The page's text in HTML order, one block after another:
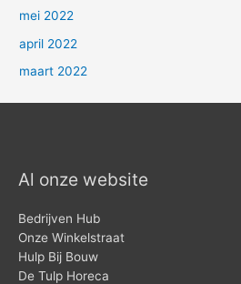
mei 2022
april 2022
maart 2022
Al onze website
Bedrijven Hub
Onze Winkelstraat
Hulp Bij Bouw
De Tulp Horeca